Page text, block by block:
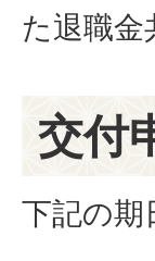
た退職金
交付
下記の